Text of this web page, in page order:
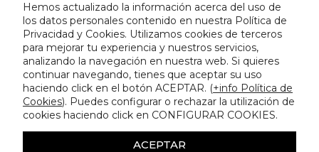
Hemos actualizado la información acerca del uso de
los datos personales contenido en nuestra Política de
Privacidad y Cookies. Utilizamos cookies de terceros
para mejorar tu experiencia y nuestros servicios,
analizando la navegación en nuestra web. Si quieres
continuar navegando, tienes que aceptar su uso
haciendo click en el botón ACEPTAR. (+info Política de
Cookies). Puedes configurar o rechazar la utilización de
cookies haciendo click en CONFIGURAR COOKIES.
ACEPTAR